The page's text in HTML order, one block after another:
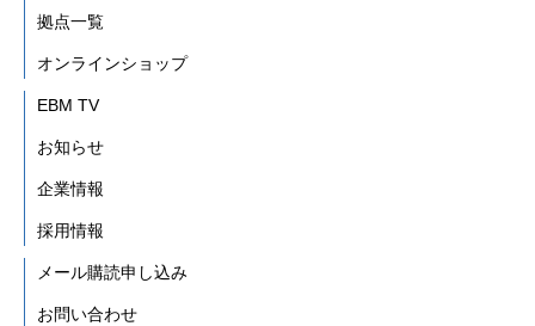
拠点一覧
オンラインショップ
EBM TV
お知らせ
企業情報
採用情報
メール購読申し込み
お問い合わせ